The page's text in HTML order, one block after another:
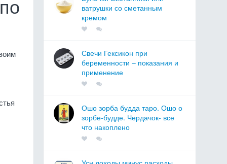
ватрушки со сметанным
кремом
Свечи Гексикон при
беременности – показания и
применение
Ошо зорба будда таро. Ошо о
зорбе-будде. Чердачок- все
что накоплено